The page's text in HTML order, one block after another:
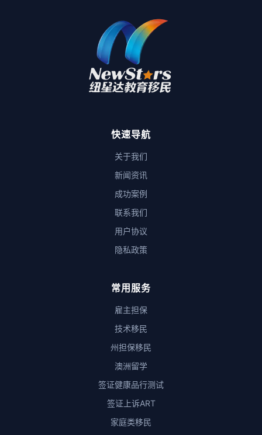
快速导航
关于我们
新闻资讯
成功案例
联系我们
用户协议
隐私政策
常用服务
雇主担保
技术移民
州担保移民
澳洲留学
签证健康品行测试
签证上诉ART
家庭类移民